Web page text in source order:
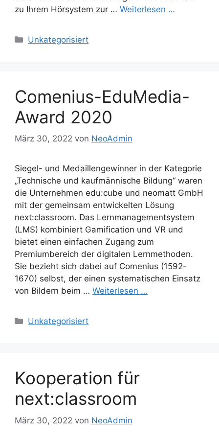
zu Ihrem Hörsystem zur … Weiterlesen …
Kategorien
Unkategorisiert
Comenius-EduMedia-
Award 2020
März 30, 2022 von NeoAdmin
Siegel- und Medaillengewinner in der Kategorie
„Technische und kaufmännische Bildung“ waren
die Unternehmen edu:cube und neomatt GmbH
mit der gemeinsam entwickelten Lösung
next:classroom. Das Lernmanagementsystem
(LMS) kombiniert Gamification und VR und
bietet einen einfachen Zugang zum
Premiumbereich der digitalen Lernmethoden.
Sie bezieht sich dabei auf Comenius (1592-
1670) selbst, der einen systematischen Einsatz
von Bildern beim … Weiterlesen …
Kategorien
Unkategorisiert
Kooperation für
next:classroom
März 30, 2022 von NeoAdmin